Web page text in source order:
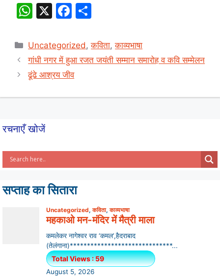
W
at
s
A
X
F
c
e
b
ar
e
Categories
Uncategorized ,कविता,काव्यभाषा
गांधी नगर में हुआ रजत जयंती सम्मान समारोह व कवि सम्मेलन
ढूंढे आश्रय जीव
रचनाएँ खोजें
सप्ताह का सितारा